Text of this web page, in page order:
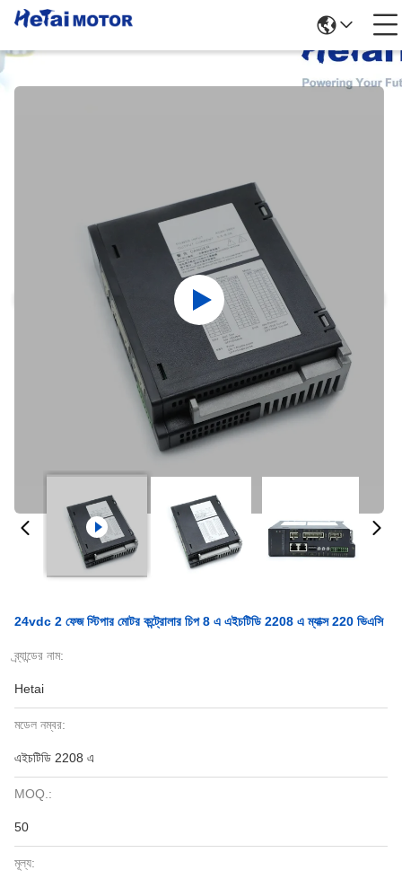
পণ্যের বিবরণ
24vdc 2 ফেজ স্টিপার মোটর কন্ট্রোলার চিপ 8 এ এইচটিডি 2208 এ ম্যাক্স 220 ভিএসি
ব্র্যান্ডের নাম:
Hetai
মডেল নম্বর:
এইচটিডি 2208 এ
MOQ.:
50
মূল্য: